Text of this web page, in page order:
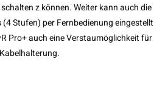
z können. Weiter kann auch die
Stufen) per Fernbedienung eingestellt
Pro+ auch eine Verstaumöglichkeit für